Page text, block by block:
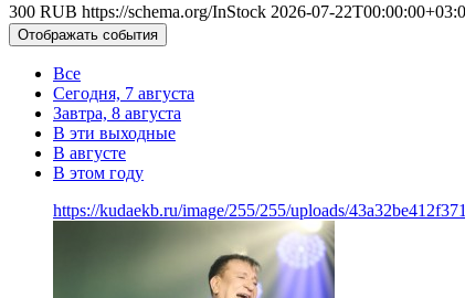
300 RUB https://schema.org/InStock 2026-07-
Отображать события
Все
Сегодня, 7 августа
Завтра, 8 августа
В эти выходные
В августе
В этом году
https://kudaekb.ru/image/255/255/uploads/